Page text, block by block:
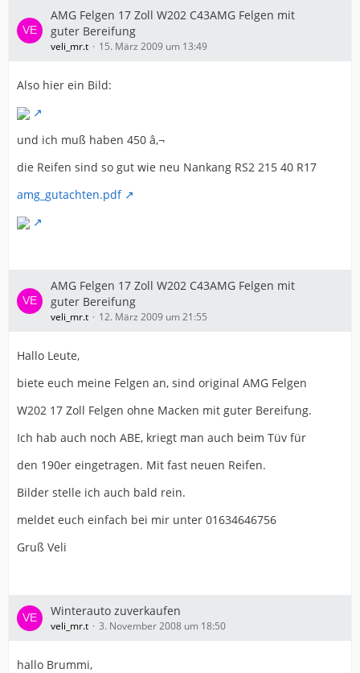
AMG Felgen 17 Zoll W202 C43AMG Felgen mit
guter Bereifung
veli_mr.t 15. März 2009 um 13:49
Also hier ein Bild:
und ich muß haben 450 â‚¬
die Reifen sind so gut wie neu Nankang RS2 215 40 R17
amg_gutachten.pdf
AMG Felgen 17 Zoll W202 C43AMG Felgen mit
guter Bereifung
veli_mr.t 12. März 2009 um 21:55
Hallo Leute,
biete euch meine Felgen an, sind original AMG Felgen
W202 17 Zoll Felgen ohne Macken mit guter Bereifung.
Ich hab auch noch ABE, kriegt man auch beim Tüv für
den 190er eingetragen. Mit fast neuen Reifen.
Bilder stelle ich auch bald rein.
meldet euch einfach bei mir unter 01634646756
Gruß Veli
Winterauto zuverkaufen
veli_mr.t 3. November 2008 um 18:50
hallo Brummi,